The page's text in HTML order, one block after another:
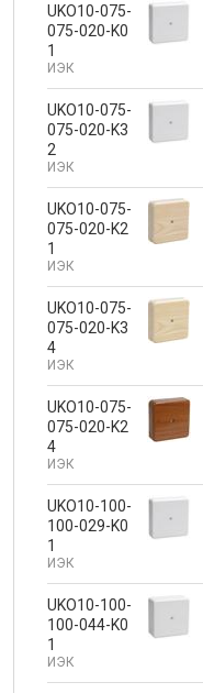
UKO10-075-
075-020-K0
1
ИЭК
UKO10-075-
075-020-K3
2
ИЭК
UKO10-075-
075-020-K2
1
ИЭК
UKO10-075-
075-020-K3
4
ИЭК
UKO10-075-
075-020-K2
4
ИЭК
UKO10-100-
100-029-K0
1
ИЭК
UKO10-100-
100-044-K0
1
ИЭК